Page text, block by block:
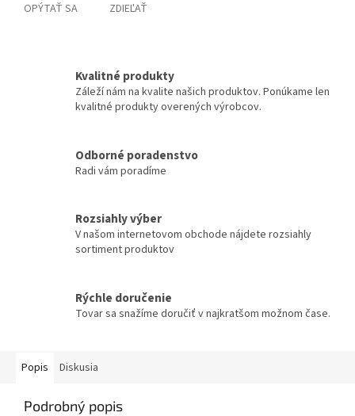
OPÝTAŤ SA ZDIEĽAŤ
Kvalitné produkty
Záleží nám na kvalite našich produktov. Ponúkame len
kvalitné produkty overených výrobcov.
Odborné poradenstvo
Radi vám poradíme
Rozsiahly výber
V našom internetovom obchode nájdete rozsiahly
sortiment produktov
Rýchle doručenie
Tovar sa snažíme doručiť v najkratšom možnom čase.
Popis Diskusia
Podrobný popis